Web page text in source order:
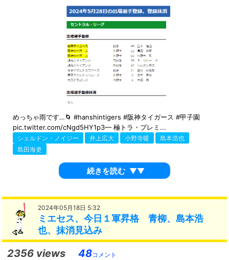
めっちゃ雨です…🌀 #hanshintigers #阪神タイガース #甲子園
pic.twitter.com/cNgd5HY1p3— 極トラ・プレミ...
シェルドン・ノイジー 井上広大 小野寺暖
島本浩也
島田海吏
続きを読む ▼▼
2024年05月18日 5:32
ミエセス、今日１軍昇格 青柳、島本浩
也、抹消見込み
2356 views 48コメント